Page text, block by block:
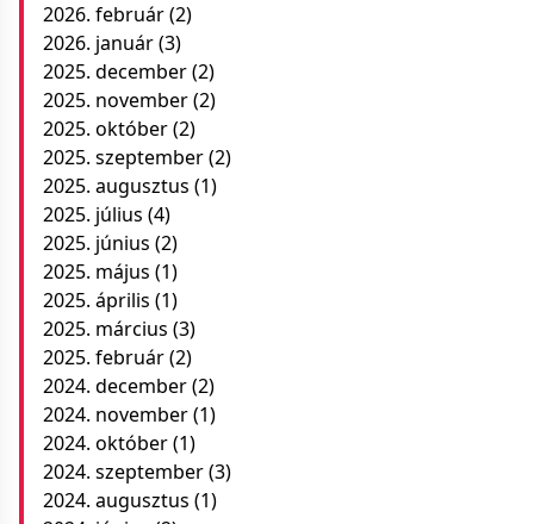
2026. február(2)
2026. január(3)
2025. december(2)
2025. november(2)
2025. október(2)
2025. szeptember(2)
2025. augusztus (1)
2025. július (4)
2025. június (2)
2025. május (1)
2025. április (1)
2025. március (3)
2025. február(2)
2024. december(2)
2024. november(1)
2024. október(1)
2024. szeptember(3)
2024. augusztus (1)